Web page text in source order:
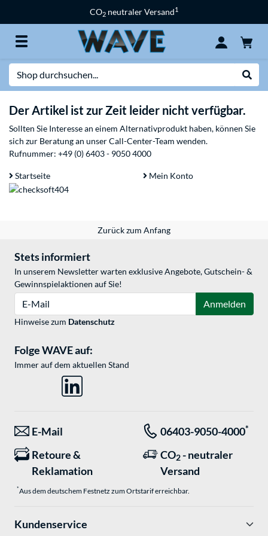
CO2 neutraler Versand1
Der Artikel ist zur Zeit leider nicht verfügbar.
Sollten Sie Interesse an einem Alternativprodukt haben, können Sie
sich zur Beratung an unser Call-Center-Team wenden.
Rufnummer: +49 (0) 6403 - 9050 4000
Startseite Mein Konto
Zurück zum Anfang
Stets informiert
In unserem Newsletter warten exklusive Angebote, Gutschein- &
Gewinnspielaktionen auf Sie!
Anmelden
Hinweise zum Datenschutz
Folge WAVE auf:
Immer auf dem aktuellen Stand
E-Mail 06403-9050-4000*
Retoure &
Reklamation
CO2 - neutraler
Versand
*Aus dem deutschem Festnetz zum Ortstarif erreichbar.
Kundenservice